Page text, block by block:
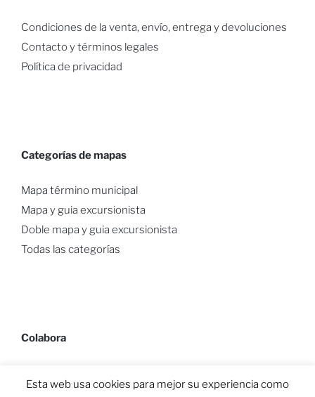
Condiciones de la venta, envío, entrega y devoluciones
Contacto y términos legales
Política de privacidad
Categorías de mapas
Mapa término municipal
Mapa y guia excursionista
Doble mapa y guia excursionista
Todas las categorías
Colabora
Esta web usa cookies para mejor su experiencia como